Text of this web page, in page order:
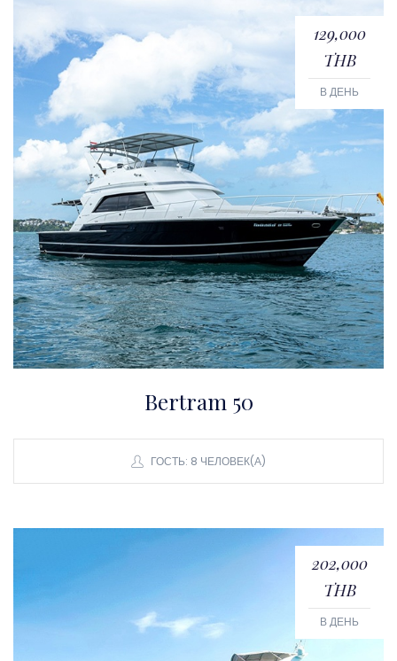
129,000
THB
В ДЕНЬ
Bertram 50
ГОСТЬ: 8 ЧЕЛОВЕК(А)
202,000
THB
В ДЕНЬ